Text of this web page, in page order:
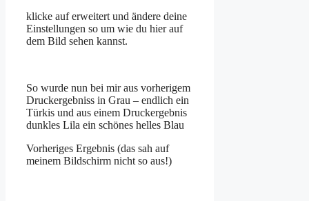
klicke auf erweitert und ändere deine
Einstellungen so um wie du hier auf
dem Bild sehen kannst.
So wurde nun bei mir aus vorherigem
Druckergebniss in Grau – endlich ein
Türkis und aus einem Druckergebnis
dunkles Lila ein schönes helles Blau
Vorheriges Ergebnis (das sah auf
meinem Bildschirm nicht so aus!)